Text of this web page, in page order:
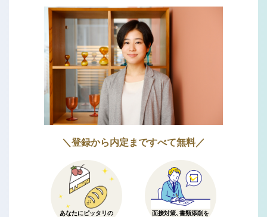
＼登録から内定まですべて無料／
あなたにピッタリの
面接対策、書類添削を